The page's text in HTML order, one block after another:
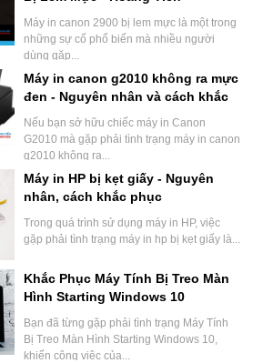
Computer
Máy in canon 2900 bị lem mực là một trong
những sự cố phổ biến mà nhiều người
dùng gặp...
Máy in canon g2010 không ra mực
đen - Nguyên nhân và cách khắc
phục
Nếu bạn sở hữu chiếc máy in Canon
G2010 mà gặp phải tình trạng máy in canon
g2010 không ra...
Máy in HP bị kẹt giấy - Nguyên
nhân, cách khắc phục
Trong quá trình sử dụng máy in HP, việc
gặp phải tình trạng máy in hp bị kẹt giấy là...
Khắc Phục Máy Tính Bị Treo Màn
Hình Starting Windows 10
Bạn đã từng gặp phải tình trạng Máy Tính
Bị Treo Màn Hình Starting Windows 10,
khiến công việc của...